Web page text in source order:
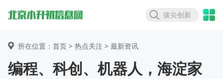
拔尖创新
所在位置：首页 > 热点关注 > 最新资讯
编程、科创、机器人，海淀家